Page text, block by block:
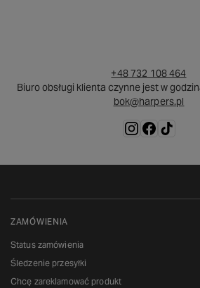
+48 732 108 464
Biuro obsługi klienta czynne jest w
bok@harpers.pl
ZAMÓWIENIA
Status zamówienia
Śledzenie przesyłki
Chcę zareklamować produkt